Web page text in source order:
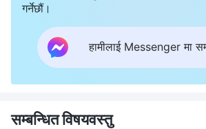
गर्नेछौं।
हामीलाई Messenger मा
सम्बन्धित विषयवस्तु